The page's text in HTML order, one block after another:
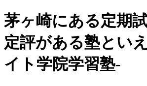
茅ヶ崎にある定期
定評がある塾とい
イト学院学習塾-